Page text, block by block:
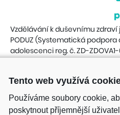
Vzdělávání k duševnímu
PODUZ (Systematická
adolescenci reg. č. ZD-ZDOVA1-
Tento web využívá
Používáme soubory cookie,
poskytnout příjemnější